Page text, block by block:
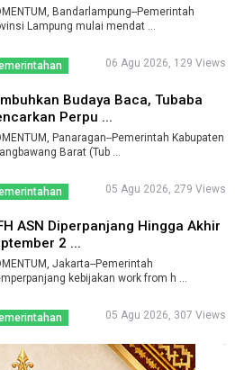
Bandarlampung--Pemerintah
Lampung mulai mendat ...
06 Agu 2026, 129 Views
Budaya Baca, Tubaba
Perpu ...
Panaragan--Pemerintah Kabupaten
Barat (Tub ...
05 Agu 2026, 279 Views
ASN Diperpanjang Hingga Akhir
2 ...
Jakarta--Pemerintah
kebijakan work from h ...
05 Agu 2026, 307 Views